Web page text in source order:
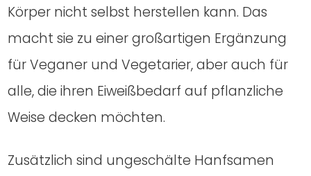
Kör­per nicht selbst her­stel­len kann. Das
macht sie zu einer groß­ar­ti­gen Ergän­zung
für Vega­ner und Vege­ta­ri­er, aber auch für
alle, die ihren Eiweiß­be­darf auf pflanz­li­che
Wei­se decken möch­ten.
Zusätz­lich sind unge­schäl­te Hanf­sa­men